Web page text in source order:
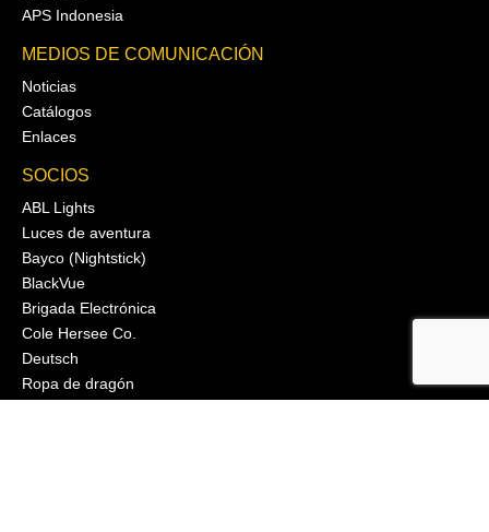
APS Indonesia
MEDIOS DE COMUNICACIÓN
Noticias
Catálogos
Enlaces
SOCIOS
ABL Lights
Luces de aventura
Bayco (Nightstick)
BlackVue
Brigada Electrónica
Cole Hersee Co.
Deutsch
Ropa de dragón